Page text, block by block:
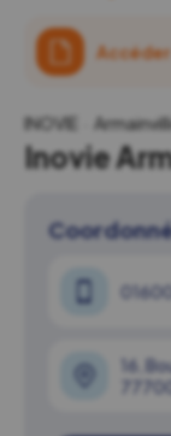
INOVIE
Inovie
16,